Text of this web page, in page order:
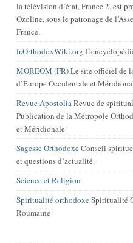
la télévision d’état, France 2, est
Ozoline, sous le patronage de
France.
fr.OrthodoxWiki.org
MOREOM (FR)Le site officiel de
d’Europe Occidentale et
Revue ApostoliaRevue de
Publication de la Métropole
et Méridionale
Sagesse OrthodoxeConseil
et questions d’actualité.
Science et Religion
Spiritualité orthodoxeSpiritualité
Roumaine